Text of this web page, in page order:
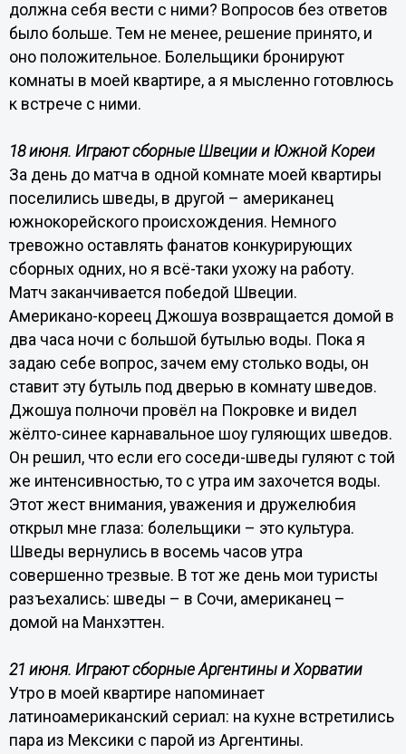
должна себя вести с ними? Вопросов без ответов
было больше. Тем не менее, решение принято, и
оно положительное. Болельщики бронируют
комнаты в моей квартире, а я мысленно готовлюсь
к встрече с ними.
18 июня. Играют сборные Швеции и Южной Кореи
За день до матча в одной комнате моей квартиры
поселились шведы, в другой – американец
южнокорейского происхождения. Немного
тревожно оставлять фанатов конкурирующих
сборных одних, но я всё-таки ухожу на работу.
Матч заканчивается победой Швеции.
Американо-кореец Джошуа возвращается домой в
два часа ночи с большой бутылью воды. Пока я
задаю себе вопрос, зачем ему столько воды, он
ставит эту бутыль под дверью в комнату шведов.
Джошуа полночи провёл на Покровке и видел
жёлто-синее карнавальное шоу гуляющих шведов.
Он решил, что если его соседи-шведы гуляют с той
же интенсивностью, то с утра им захочется воды.
Этот жест внимания, уважения и дружелюбия
открыл мне глаза: болельщики – это культура.
Шведы вернулись в восемь часов утра
совершенно трезвые. В тот же день мои туристы
разъехались: шведы – в Сочи, американец –
домой на Манхэттен.
21 июня. Играют сборные Аргентины и Хорватии
Утро в моей квартире напоминает
латиноамериканский сериал: на кухне встретились
пара из Мексики с парой из Аргентины.